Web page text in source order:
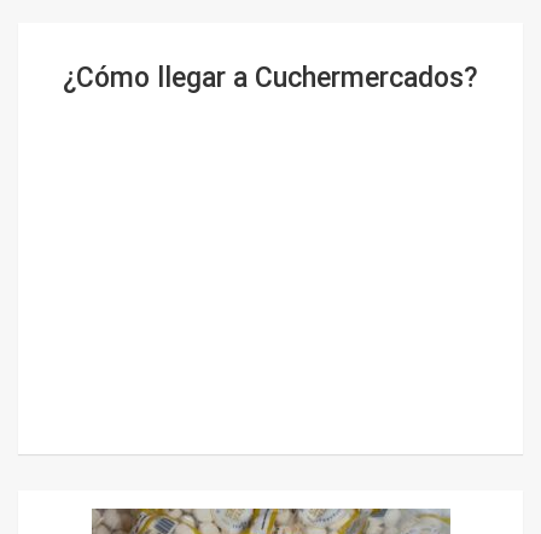
¿Cómo llegar a Cuchermercados?